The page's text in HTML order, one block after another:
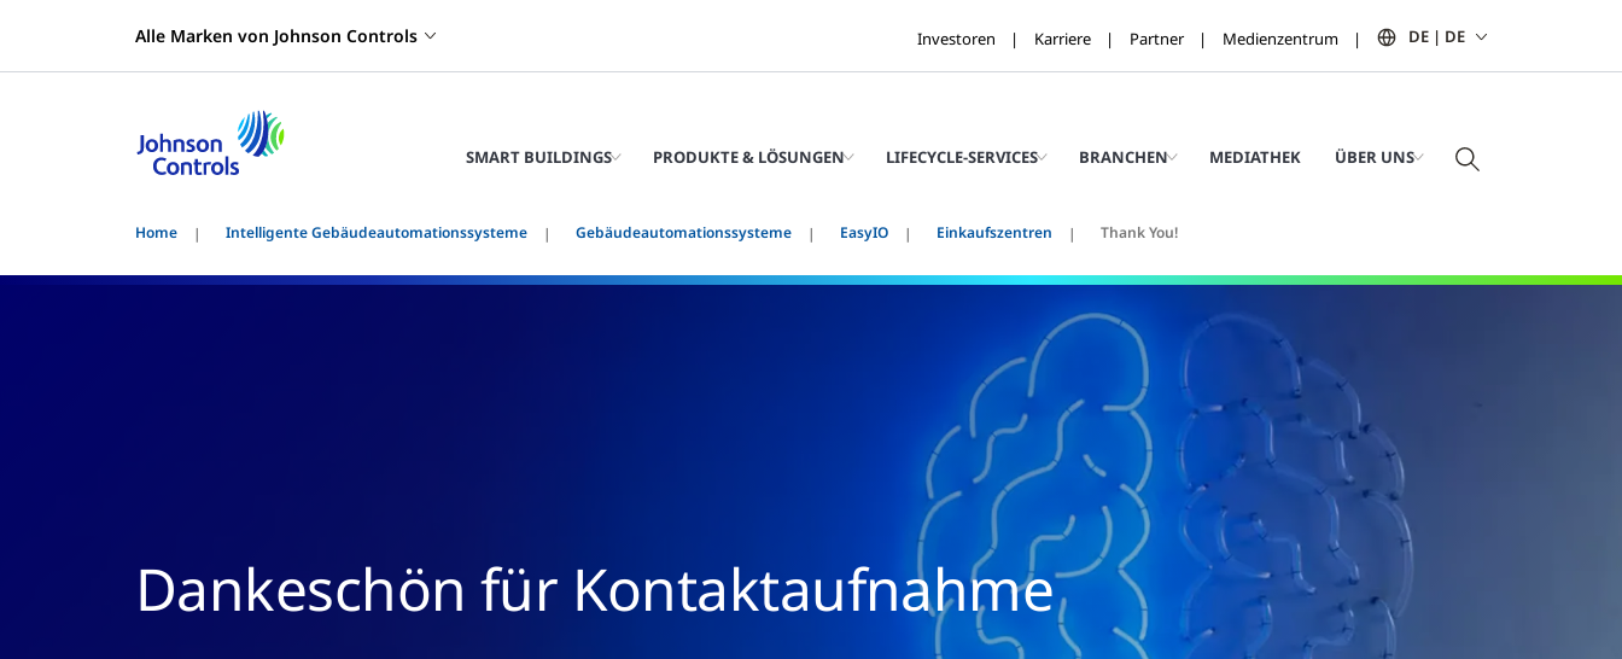
Alle Marken von Johnson Controls Investoren Karriere Partner Medienzentrum DE | DE
SMART BUILDINGS PRODUKTE & LÖSUNGEN LIFECYCLE-SERVICES BRANCHEN MEDIATHEK ÜBER UNS
Home Intelligente Gebäudeautomationssysteme Gebäudeautomationssysteme EasyIO Einkaufszentren Thank You!
Dankeschön für Kontaktaufnahme